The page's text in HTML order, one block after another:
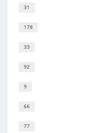
31
178
33
92
9
66
77